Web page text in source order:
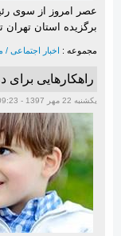
برگزیده استان تهران
مجموعه : اخبار اجتماعی /
راهکارهایی
یکشنبه 22 مهر 1397 - 09:23